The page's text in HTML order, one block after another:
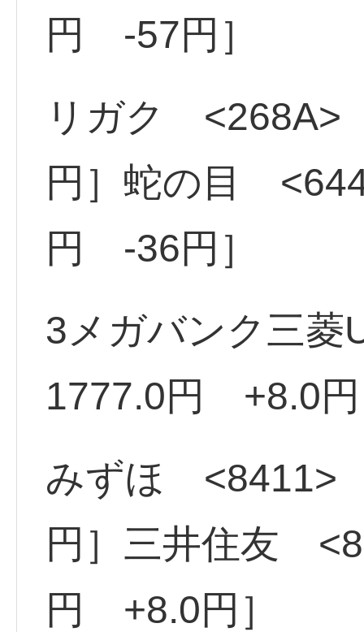
円 -57円］
リガク <268A>
円］蛇の目
円 -36円］
3メガバンク三
1777.0円 +8.0
みずほ <8411>
円］三井住友
円 +8.0円］